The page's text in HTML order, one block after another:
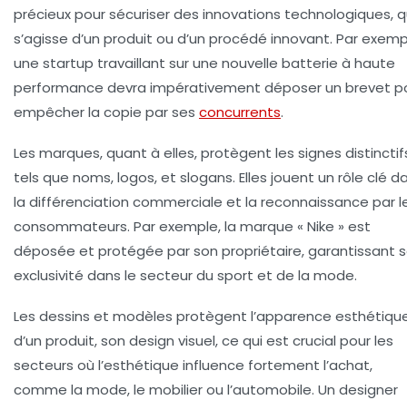
précieux pour sécuriser des innovations technologiques,
s’agisse d’un produit ou d’un procédé innovant. Par
une startup travaillant sur une nouvelle batterie à haute
performance devra impérativement déposer un brevet
empêcher la copie par ses concurrents.
Les marques, quant à elles, protègent les signes
tels que noms, logos, et slogans. Elles jouent un rôle clé
la différenciation commerciale et la reconnaissance par
consommateurs. Par exemple, la marque « Nike » est
déposée et protégée par son propriétaire, garantissant
exclusivité dans le secteur du sport et de la mode.
Les dessins et modèles protègent l’apparence
d’un produit, son design visuel, ce qui est crucial pour les
secteurs où l’esthétique influence fortement l’achat,
comme la mode, le mobilier ou l’automobile. Un designer